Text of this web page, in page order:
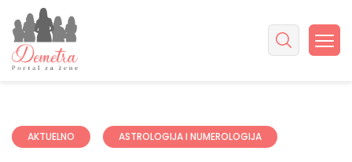
AKTUELNO ASTROLOGIJA I NUMEROLOGIJA